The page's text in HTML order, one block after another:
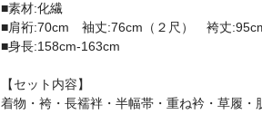
■素材:化繊
■肩裄:70cm 袖丈:76cm（２尺） 袴丈
■身長:158cm-163cm
【セット内容】
着物・袴・長襦袢・半幅帯・重ね衿・草履・